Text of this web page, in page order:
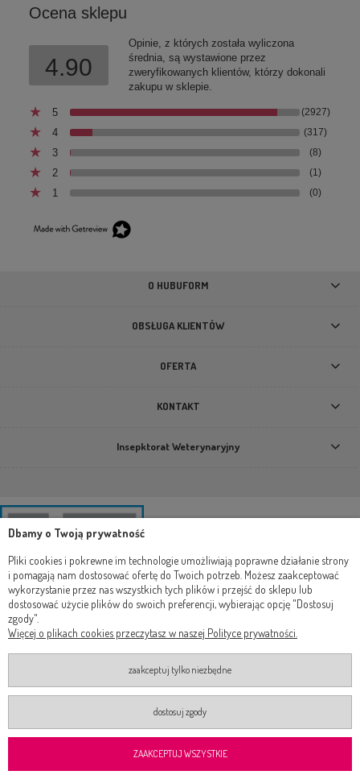
Ocena sklepu
4.90
Opinie, z których została wyliczona
średnia, są wystawione przez
zweryfikowanych klientów, którzy dokonali
zakupu w sklepie.
5 (2927)
4 (317)
3 (8)
2 (1)
1 (0)
O HUBUFORM
OBSŁUGA KLIENTÓW
OFERTA
KONTAKT
Insepktorat Weterynaryjny
2019-2024 Wszelkie prawa zastrzeżone ®RealizacjaOnisoftShoper.pl
pokaż pełną wersję strony
Dbamy o Twoją prywatność
Pliki cookies i pokrewne im technologie umożliwiają poprawne działanie strony
i pomagają nam dostosować ofertę do Twoich potrzeb. Możesz zaakceptować
wykorzystanie przez nas wszystkich tych plików i przejść do sklepu lub
dostosować użycie plików do swoich preferencji, wybierając opcję "Dostosuj
zgody".
Więcej o plikach cookies przeczytasz w naszej Polityce prywatności.
zaakceptuj tylko niezbędne
dostosuj zgody
ZAAKCEPTUJ WSZYSTKIE